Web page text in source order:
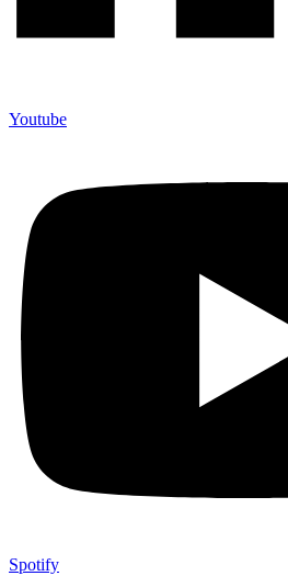
Youtube
Spotify